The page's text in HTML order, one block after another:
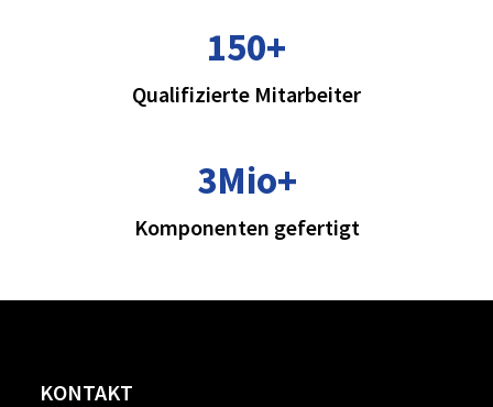
150+
Qualifizierte Mitarbeiter
3Mio+
Komponenten gefertigt
KONTAKT